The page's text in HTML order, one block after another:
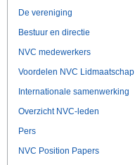
De vereniging
Bestuur en directie
NVC medewerkers
Voordelen NVC Lidmaatschap
Internationale samenwerking
Overzicht NVC-leden
Pers
NVC Position Papers